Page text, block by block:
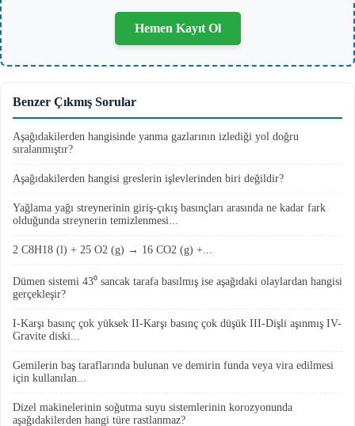
Hemen Kayıt Ol
Benzer Çıkmış Sorular
Aşağıdakilerden hangisinde yanma gazlarının izlediği yol doğru
sıralanmıştır?
Aşağıdakilerden hangisi greslerin işlevlerinden biri değildir?
Yağlama yağı streynerinin giriş-çıkış basınçları arasında ne kadar fark
olduğunda streynerin temizlenmesi...
2 C8H18 (l) + 25 O2 (g) → 16 CO2 (g) +...
Dümen sistemi 43⁰ sancak tarafa basılmış ise aşağıdaki olaylardan hangisi
gerçekleşir?
I-Karşı basınç çok yüksek II-Karşı basınç çok düşük III-Dişli aşınmış IV-
Gravite diski...
Gemilerin baş taraflarında bulunan ve demirin funda veya vira edilmesi
için kullanılan...
Dizel makinelerinin soğutma suyu sistemlerinin korozyonunda
aşağıdakilerden hangi türe rastlanmaz?